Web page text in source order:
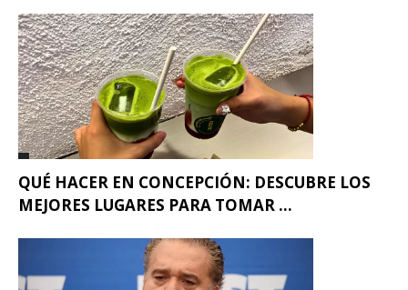
QUÉ HACER EN CONCEPCIÓN: DESCUBRE LOS
MEJORES LUGARES PARA TOMAR ...